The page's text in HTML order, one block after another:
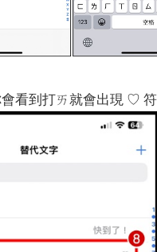
看到打ㄞ就會出現 ♡ 符